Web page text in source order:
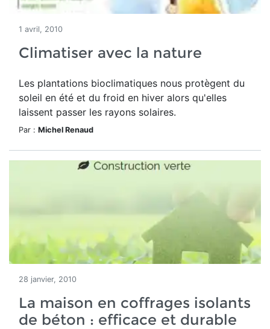
1 avril, 2010
Climatiser avec la nature
Les plantations bioclimatiques nous protègent du
soleil en été et du froid en hiver alors qu'elles
laissent passer les rayons solaires.
Par : Michel Renaud
28 janvier, 2010
La maison en coffrages isolants
de béton : efficace et durable